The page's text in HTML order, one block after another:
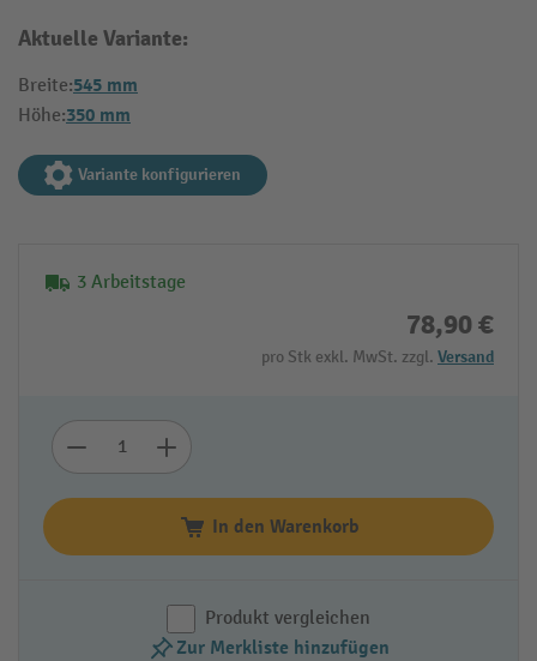
Aktuelle Variante:
Breite:545 mm
Höhe:350 mm
Variante konfigurieren
3 Arbeitstage
78,90 €
pro Stk exkl. MwSt. zzgl. Versand
In den Warenkorb
Produkt vergleichen
Zur Merkliste hinzufügen